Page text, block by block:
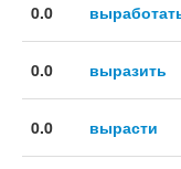
0.0
0.0 выразить
0.0 вырасти